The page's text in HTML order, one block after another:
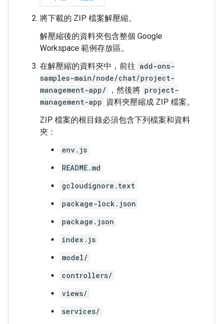
將下載的 ZIP 檔案解壓縮。
解壓縮後的資料夾包含整個 Google
Workspace 範例存放區。
在解壓縮的資料夾中，前往 add-ons-
samples-main/node/chat/project-
management-app/
，然後將 project-
management-app 資料夾壓縮成 ZIP 檔案。
ZIP 檔案的根目錄必須包含下列檔案和資料
夾：
env.js
README.md
gcloudignore.text
package-lock.json
package.json
index.js
model/
controllers/
views/
services/